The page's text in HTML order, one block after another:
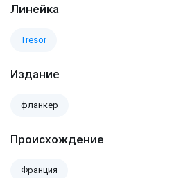
Линейка
Tresor
Издание
фланкер
Происхождение
Франция